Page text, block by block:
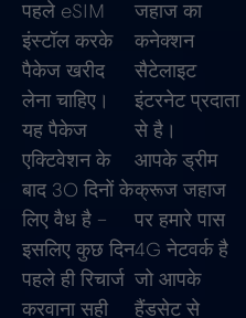
पहले eSIM
इंस्टॉल करके
पैकेज खरीद
लेना चाहिए।
यह पैकेज
एक्टिवेशन के
बाद 30 दिनों के
लिए वैध है –
इसलिए कुछ दिन
पहले ही रिचार्ज
करवाना सही
जहाज का
कनेक्शन
सैटेलाइट
इंटरनेट प्रदाता
से है।
आपके ड्रीम
क्रूज जहाज
पर हमारे पास
4G नेटवर्क है
जो आपके
हैंडसेट से